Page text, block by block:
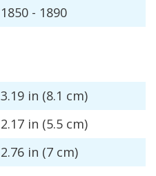
1850 - 1890
3.19 in (8.1 cm)
2.17 in (5.5 cm)
2.76 in (7 cm)